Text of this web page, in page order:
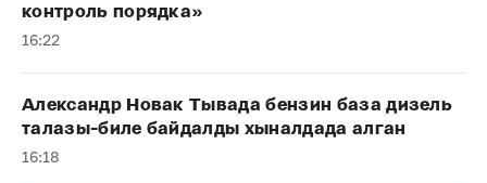
контроль порядка»
16:22
Александр Новак Тывада бензин база дизель
талазы-биле байдалды хыналдада алган
16:18